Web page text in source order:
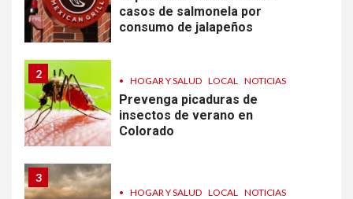
casos de salmonela por
consumo de jalapeños
2
• HOGAR Y SALUD LOCAL NOTICIAS
Prevenga picaduras de
insectos de verano en
Colorado
3
• HOGAR Y SALUD LOCAL NOTICIAS